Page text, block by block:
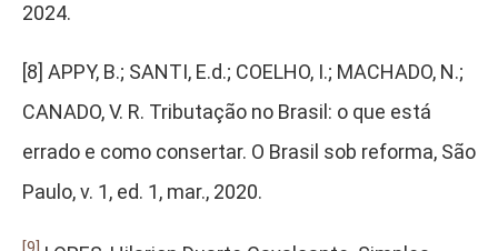
2024.
[8] APPY, B.; SANTI, E.d.; COELHO, I.; MACHADO, N.;
CANADO, V. R. Tributação no Brasil: o que está
errado e como consertar. O Brasil sob reforma, São
Paulo, v. 1, ed. 1, mar., 2020.